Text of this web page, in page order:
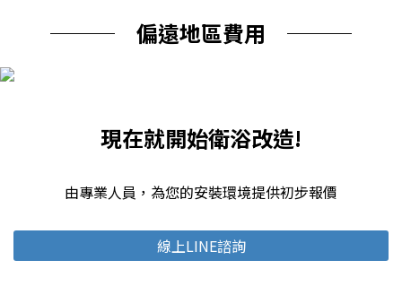
─── 偏遠地區費用 ───
現在就開始衛浴改造!
由專業人員，為您的安裝環境提供初步報價
線上LINE諮詢